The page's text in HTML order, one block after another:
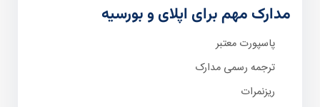
مدارک مهم برای اپلای و بورسیه
پاسپورت معتبر
ترجمه رسمی مدارک
ریزنمرات